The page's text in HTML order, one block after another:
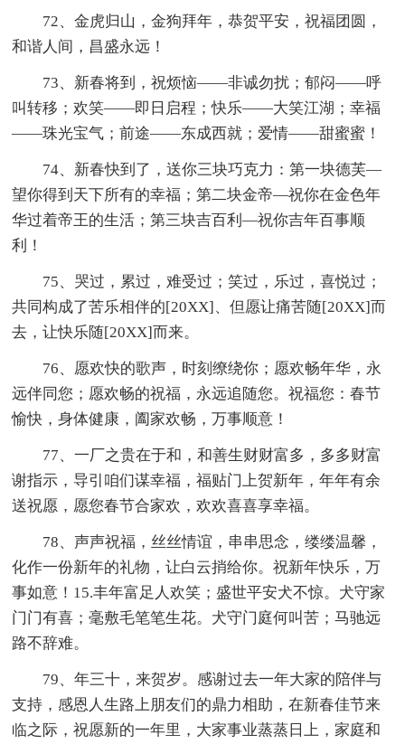
72、金虎归山，金狗拜年，恭贺平安，祝福团圆，
和谐人间，昌盛永远！
73、新春将到，祝烦恼——非诚勿扰；郁闷——呼
叫转移；欢笑——即日启程；快乐——大笑江湖；幸福
——珠光宝气；前途——东成西就；爱情——甜蜜蜜！
74、新春快到了，送你三块巧克力：第一块德芙—
望你得到天下所有的幸福；第二块金帝—祝你在金色年
华过着帝王的生活；第三块吉百利—祝你吉年百事顺
利！
75、哭过，累过，难受过；笑过，乐过，喜悦过；
共同构成了苦乐相伴的[20XX]、但愿让痛苦随[20XX]而
去，让快乐随[20XX]而来。
76、愿欢快的歌声，时刻缭绕你；愿欢畅年华，永
远伴同您；愿欢畅的祝福，永远追随您。祝福您：春节
愉快，身体健康，阖家欢畅，万事顺意！
77、一厂之贵在于和，和善生财财富多，多多财富
谢指示，导引咱们谋幸福，福贴门上贺新年，年年有余
送祝愿，愿您春节合家欢，欢欢喜喜享幸福。
78、声声祝福，丝丝情谊，串串思念，缕缕温馨，
化作一份新年的礼物，让白云捎给你。祝新年快乐，万
事如意！15.丰年富足人欢笑；盛世平安犬不惊。犬守家
门门有喜；毫敷毛笔笔生花。犬守门庭何叫苦；马驰远
路不辞难。
79、年三十，来贺岁。感谢过去一年大家的陪伴与
支持，感恩人生路上朋友们的鼎力相助，在新春佳节来
临之际，祝愿新的一年里，大家事业蒸蒸日上，家庭和